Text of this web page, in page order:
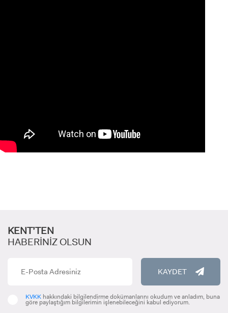
KENT’TEN
HABERİNİZ OLSUN
KAYDET
KVKK hakkındaki bilgilendirme dokümanlarını okudum ve anladım, buna
göre paylaştığım bilgilerimin işlenebileceğini kabul ediyorum.